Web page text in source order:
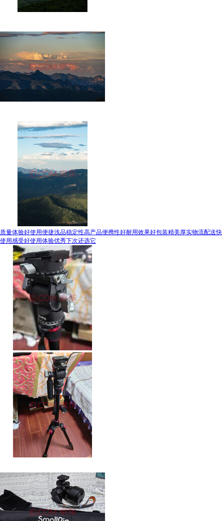
质量体验好使用便捷浅品稳定性高产品便携性好耐用效果好包装精美厚实物流配送快
使用感受好使用体验优秀下次还选它